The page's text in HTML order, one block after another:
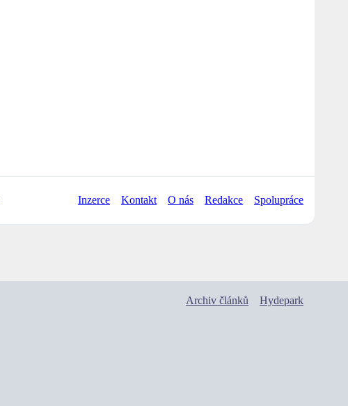
Inzerce Kontakt O nás Redakce Spolupráce
Archiv článků Hydepark